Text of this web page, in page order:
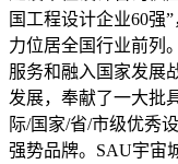
国工程设计企业60强
力位居全国行业前列
服务和融入国家发展
发展，奉献了一大批
际/国家/省/市级优秀
强势品牌。SAU宇宙